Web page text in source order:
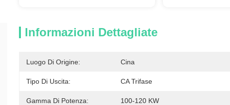
Informazioni Dettagliate
Luogo Di Origine: Cina
Tipo Di Uscita: CA Trifase
Gamma Di Potenza: 100-120 KW